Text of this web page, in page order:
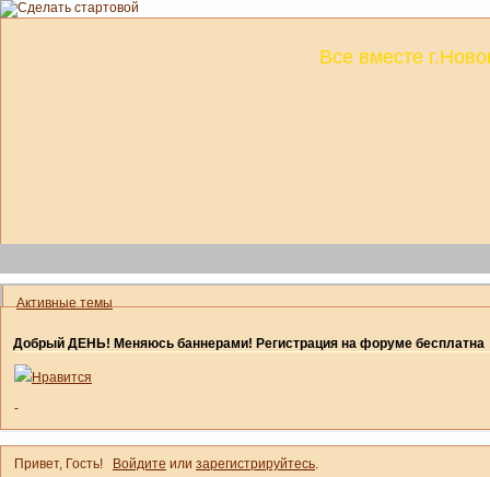
Все вместе
Активные темы
Добрый ДЕНЬ! Меняюсь баннерами! Регистрация на форуме бесплатна
Нравится
-
Привет, Гость! Войдите или зарегистрируйтесь.